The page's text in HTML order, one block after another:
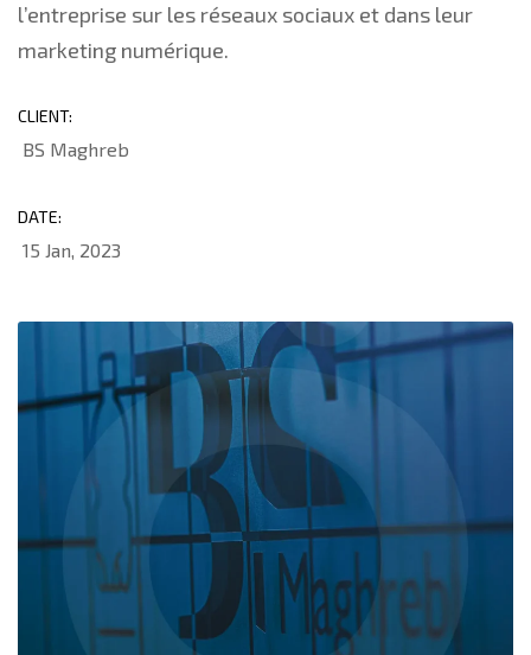
l’entreprise sur les réseaux sociaux et dans leur
marketing numérique.
CLIENT:
BS Maghreb
DATE:
15 Jan, 2023